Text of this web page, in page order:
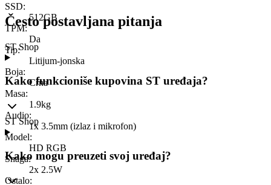
SSD:
512GB
TPM:
Da
Tip:
Litijum-jonska
Boja:
Crna
Masa:
1.9kg
Audio:
1x 3.5mm (izlaz i mikrofon)
Model:
HD RGB
Snaga:
2x 2.5W
Ostalo:
Često postavljana pitanja
ST Shop
Kako funkcioniše kupovina ST uređaja?
ST Shop
Kako mogu preuzeti svoj uređaj?